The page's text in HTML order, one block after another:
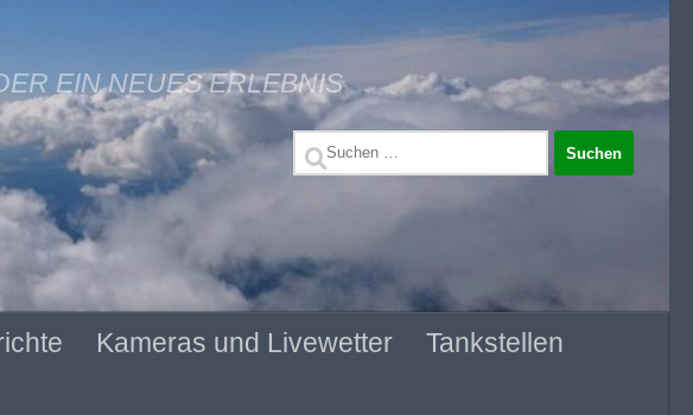
EIN NEUES ERLEBNIS
Suchen
Kameras und Livewetter Tankstellen